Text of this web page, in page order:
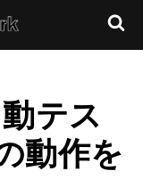
テス
動作を